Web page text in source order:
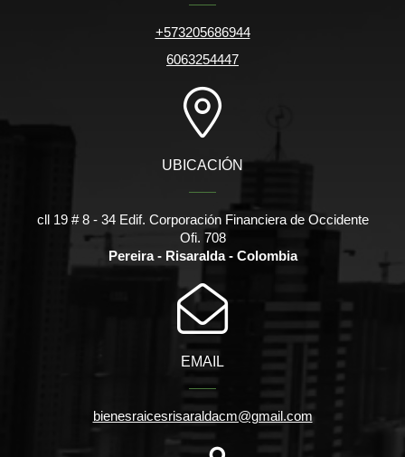
+573205686944
6063254447
UBICACIÓN
cll 19 # 8 - 34 Edif. Corporación Financiera de Occidente
Ofi. 708
Pereira - Risaralda - Colombia
EMAIL
bienesraicesrisaraldacm@gmail.com